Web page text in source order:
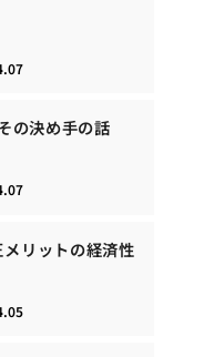
の決め手の話
リットの経済性